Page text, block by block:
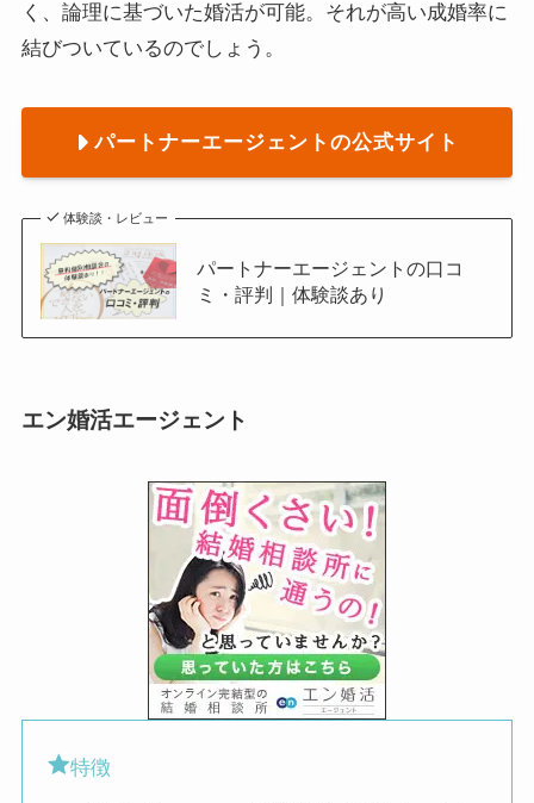
く、論理に基づいた婚活が可能。それが高い成婚率に
結びついているのでしょう。
パートナーエージェントの公式サイト
体験談・レビュー
パートナーエージェントの口コ
ミ・評判｜体験談あり
エン婚活エージェント
特徴